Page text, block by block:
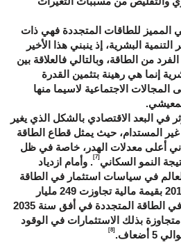
المميز للطاقات المتجددة فهي ذات
البشرية، إذ ينبني هذا الأخير
من الطاقة، وبالتالي فالعلاقة بين
إنما هي رهينة بتثمين القدرة
المجالات الاجتماعية لاسيما منها
في البعد الاقتصادي بالشكل الذي يغير
غير المستدام، حيث يمثل قطاع الطاقة
أعلى معدلات الهدر، خاصة في ظل
النمو السكاني[7]. وأمام ازدياد
في سياسات استثمار في الطاقة
المتجددة، بلغت 14% سنة 2013 بقيمة مالية تجاوزت 249 مليار
دولار، وتقدر قيمة الاستثمار في الطاقة المتجددة في أفق سنة 2035
دولار متجاوزة بذلك الاستثمارات في الوقود
[8]